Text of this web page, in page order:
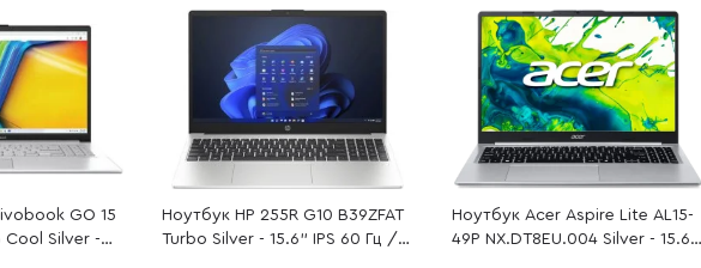
GO 15
Cool Silver -
Ноутбук HP 255R G10 B39ZFAT
Turbo Silver - 15.6" IPS 60 Гц /
Ноутбук Acer Aspire Lite AL15-
49P NX.DT8EU.004 Silver - 15.6"